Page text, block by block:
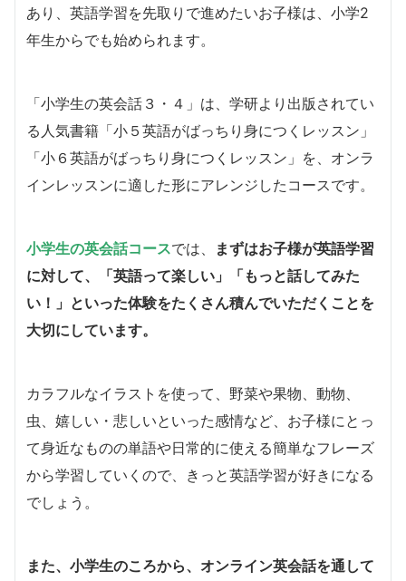
あり、英語学習を先取りで進めたいお子様は、小学2
年生からでも始められます。
「小学生の英会話３・４」は、学研より出版されてい
る人気書籍「小５英語がばっちり身につくレッスン」
「小６英語がばっちり身につくレッスン」を、オンラ
インレッスンに適した形にアレンジしたコースです。
小学生の英会話コースでは、
まずはお子様が英語学習
に対して、「英語って楽しい」「もっと話してみた
い！」といった体験をたくさん積んでいただくことを
大切にしています。
カラフルなイラストを使って、野菜や果物、動物、
虫、嬉しい・悲しいといった感情など、お子様にとっ
て身近なものの単語や日常的に使える簡単なフレーズ
から学習していくので、きっと英語学習が好きになる
でしょう。
また、小学生のころから、オンライン英会話を通して